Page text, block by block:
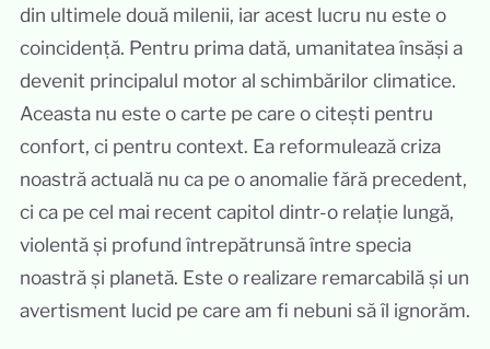
din ultimele două milenii, iar acest lucru nu este o
coincidență. Pentru prima dată, umanitatea însăși a
devenit principalul motor al schimbărilor climatice.
Aceasta nu este o carte pe care o citești pentru
confort, ci pentru context. Ea reformulează criza
noastră actuală nu ca pe o anomalie fără precedent,
ci ca pe cel mai recent capitol dintr-o relație lungă,
violentă și profund întrepătrunsă între specia
noastră și planetă. Este o realizare remarcabilă și un
avertisment lucid pe care am fi nebuni să îl ignorăm.